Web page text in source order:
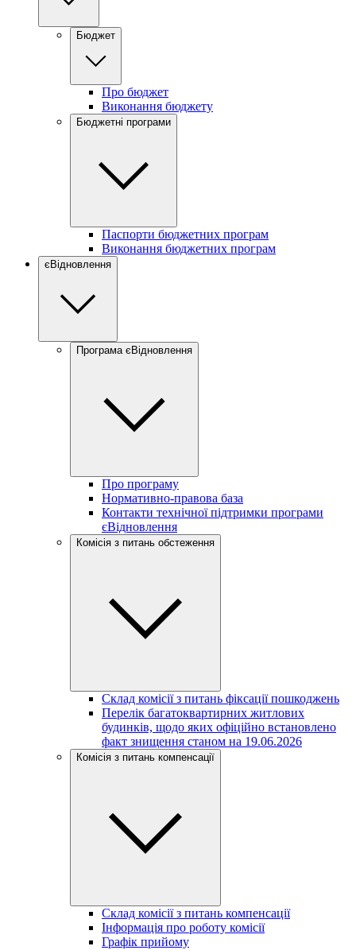
Бюджет
Про бюджет
Виконання бюджету
Бюджетні програми
Паспорти бюджетних програм
Виконання бюджетних програм
єВідновлення
Програма єВідновлення
Про програму
Нормативно-правова база
Контакти технічної підтримки програми
єВідновлення
Комісія з питань обстеження
Склад комісії з питань фіксації пошкоджень
Перелік багатоквартирних житлових
будинків, щодо яких офіційно встановлено
факт знищення станом на 19.06.2026
Комісія з питань компенсації
Склад комісії з питань компенсації
Інформація про роботу комісії
Графік прийому